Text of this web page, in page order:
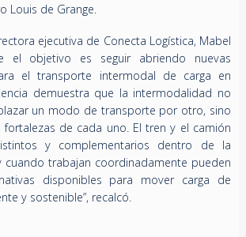
Louis de Grange.
ejecutiva de Conecta Logística, Mabel
el objetivo es seguir abriendo nuevas
el transporte intermodal de carga en
demuestra que la intermodalidad no
un modo de transporte por otro, sino
fortalezas de cada uno. El tren y el camión
y complementarios dentro de la
cuando trabajan coordinadamente pueden
disponibles para mover carga de
y sostenible”, recalcó.